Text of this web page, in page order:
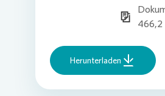
466,2
Herunterladen